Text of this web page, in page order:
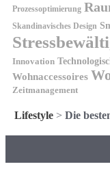
Prozessoptimierung
Skandinavisches Design
Innovation
Wohnaccessoires
Zeitmanagement
Lifestyle> Die